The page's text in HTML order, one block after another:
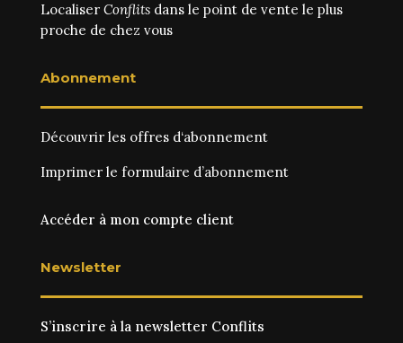
Localiser Conflitsdans le point de vente le plus
proche de chez vous
Abonnement
Découvrir les offres d‘abonnement
Imprimer le formulaire d’abonnement
Accéder à mon compte client
Newsletter
S’inscrire à la newsletter Conflits